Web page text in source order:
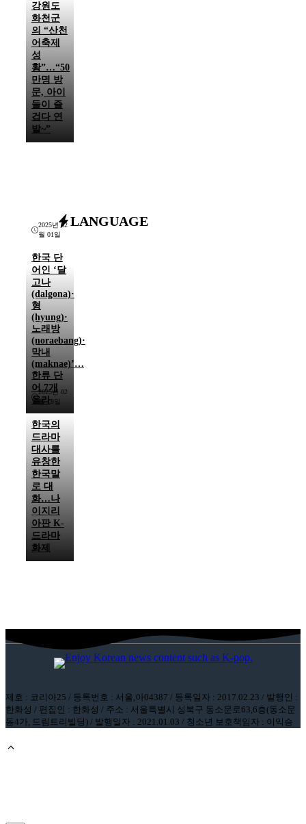
강원도
화천군
의 “산천
어축제
성
황”…“50
만명 방
문, 아이
들이 즐
겁다 연
발~”
LANGUAGE
2025년 02
월 01일
한국 단
어인 ‘달
고나
(dalgona)·
형
(hyung)·
노래방
(noraebang)·
막내
(maknae)’…
한류 단
어 7개
올라
2025년 02
월 18일
한국의
드라마
대사를
유창한
한국말
로 대
화…나
이지리
아판 K-
드라마
화제
제호 : 코리아25 / 등록번호 : 서울,아04387 / 등록일자 : 2017.02.23 / 발행인 :
한화성 / 편집인 : 한화성 / 주소 : 서울특별시 성북구 동소문로63,6층(동소문
동4가, 드림트리빌딩) / 발행일자 : 2021.01.03 / 청소년 보호책임자 : 이익승